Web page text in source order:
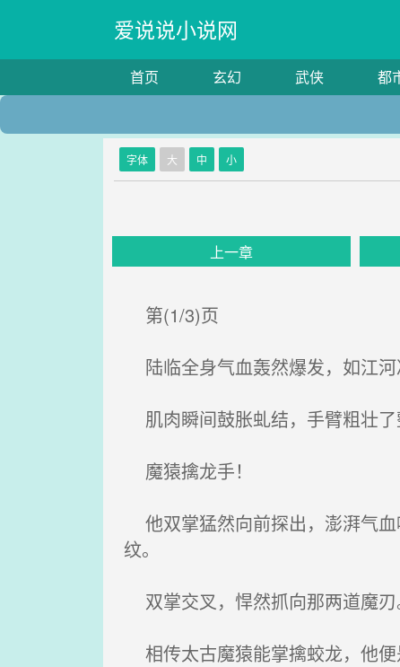
爱说说小说网
首页 玄幻 武侠 都
字体 大 中 小
上一章
第(1/3)页
陆临全身气血轰然爆发，如江河
肌肉瞬间鼓胀虬结，手臂粗壮了
魔猿擒龙手！
他双掌猛然向前探出，澎湃气
纹。
双掌交叉，悍然抓向那两道魔刃
相传太古魔猿能掌擒蛟龙，他便